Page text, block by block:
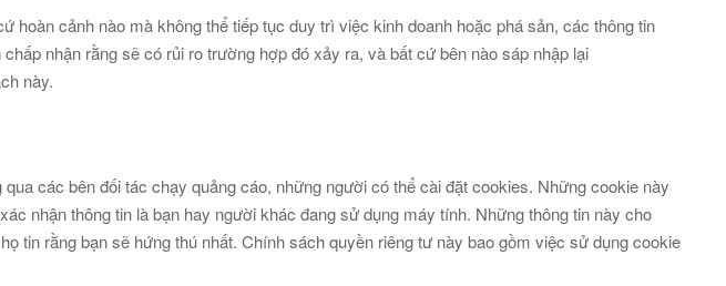
cảnh nào mà không thể tiếp tục duy trì việc kinh doanh hoặc phá sản, các thông tin
nhận rằng sẽ có rủi ro trường hợp đó xảy ra, và bất cứ bên nào sáp nhập lại
này.
các bên đối tác chạy quảng cáo, những người có thể cài đặt cookies. Những cookie này
nhận thông tin là bạn hay người khác đang sử dụng máy tính. Những thông tin này cho
tin rằng bạn sẽ hứng thú nhất. Chính sách quyền riêng tư này bao gồm việc sử dụng cookie